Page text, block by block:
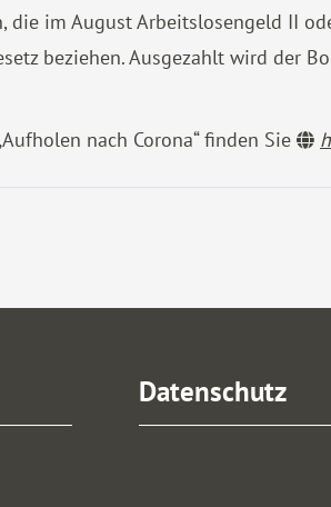
die im August Arbeitslosengeld II
beziehen. Ausgezahlt wird der
nach Corona“ finden Sie
Datenschutz